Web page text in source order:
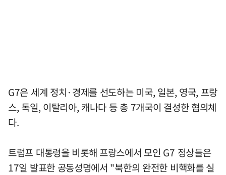
G7은 세계 정치·경제를 선도하는 미국, 일본, 영국, 프랑
스, 독일, 이탈리아, 캐나다 등 총 7개국이 결성한 협의체
다.
트럼프 대통령을 비롯해 프랑스에서 모인 G7 정상들은
17일 발표한 공동성명에서 "북한의 완전한 비핵화를 실